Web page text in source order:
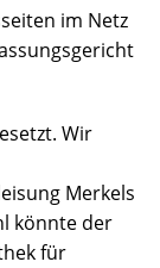
im Netz
Wir
Merkels
könnte der
für